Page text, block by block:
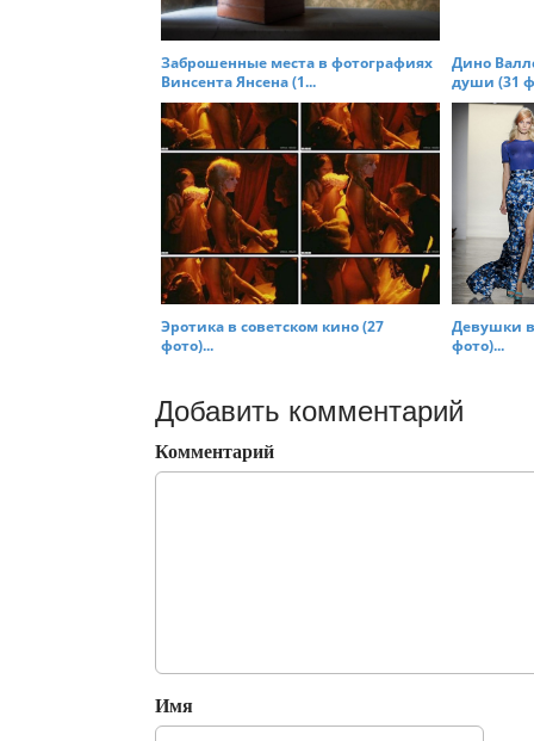
Заброшенные места в фотографиях
Винсента Янсена (1...
Дино
души (31
Эротика в советском кино (27
фото)...
Девушки
фото)...
Добавить комментарий
Комментарий
Имя